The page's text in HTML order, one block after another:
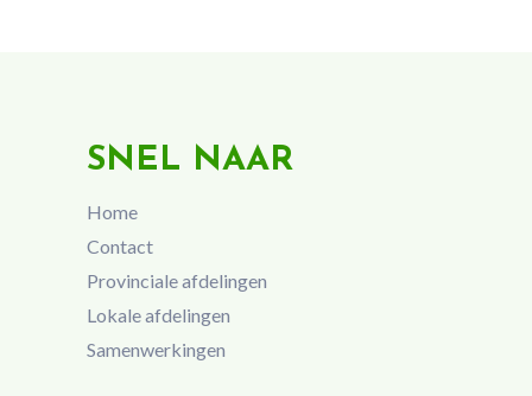
SNEL NAAR
Home
Contact
Provinciale afdelingen
Lokale afdelingen
Samenwerkingen